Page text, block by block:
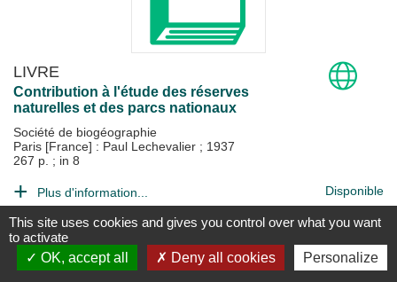
LIVRE
Contribution à l'étude des réserves
naturelles et des parcs nationaux
Société de biogéographie
Paris [France] : Paul Lechevalier ; 1937
267 p. ; in 8
Plus d'information... Disponible
This site uses cookies and gives you control over what you want
to activate
OK, accept all
Deny all cookies Personalize